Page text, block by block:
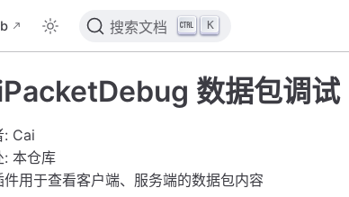
搜索文档 K
数据包调试
: Cai
: 本仓库
件用于查看客户端、服务端的数据包内容